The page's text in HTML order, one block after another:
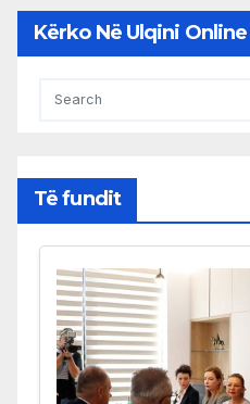
Kërko Në Ulqini Online
Të fundit